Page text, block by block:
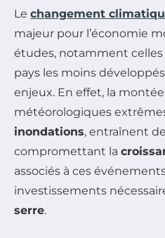
Le changement
majeur pour l’économie
études, notamment celles
pays les moins
enjeux. En effet, la
météorologiques
inondations, entraînent
compromettant la
associés à ces
investissements
serre.